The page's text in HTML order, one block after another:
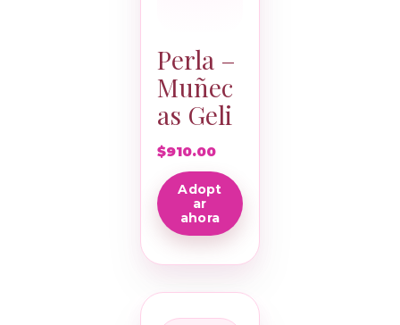
Perla –
Muñec
as Geli
$910.00
Adopt
ar
ahora